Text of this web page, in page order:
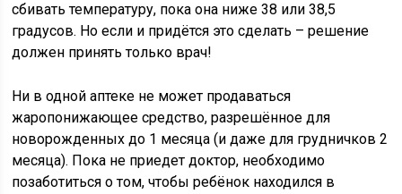
сбивать температуру, пока она ниже 38 или 38,5
градусов. Но если и придётся это сделать – решение
должен принять только врач!
Ни в одной аптеке не может продаваться
жаропонижающее средство, разрешённое для
новорожденных до 1 месяца (и даже для грудничков 2
месяца). Пока не приедет доктор, необходимо
позаботиться о том, чтобы ребёнок находился в